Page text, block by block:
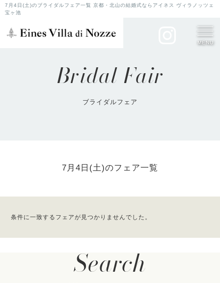
7月4日(土)のブライダルフェア一覧 京都・北山の結婚式ならアイネス ヴィラノッツェ
宝ヶ池
MENU
Bridal Fair
ブライダルフェア
7月4日(土)のフェア一覧
条件に一致するフェアが見つかりませんでした。
Search